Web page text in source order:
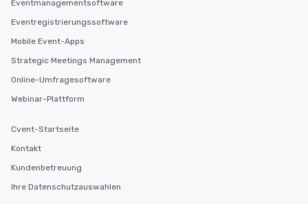
Eventmanagementsoftware
Eventregistrierungssoftware
Mobile Event-Apps
Strategic Meetings Management
Online-Umfragesoftware
Webinar-Plattform
Cvent-Startseite
Kontakt
Kundenbetreuung
Ihre Datenschutzauswahlen